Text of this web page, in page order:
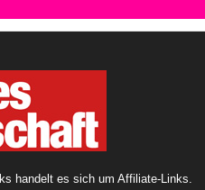
handelt es sich um Affiliate-Links.